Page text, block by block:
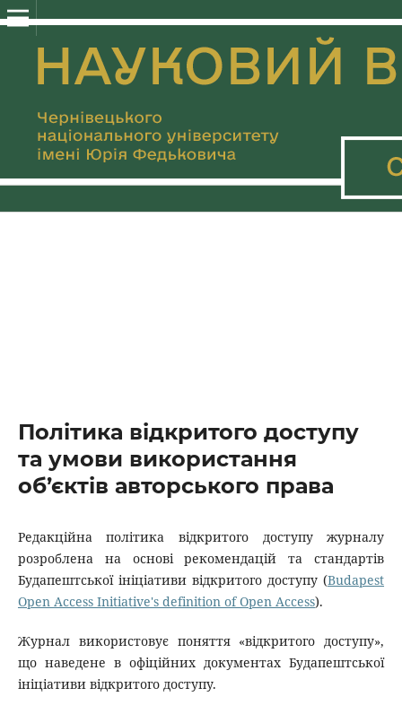
Політика відкритого доступу
та умови використання
об’єктів авторського права
Редакційна політика відкритого доступу журналу
розроблена на основі рекомендацій та стандартів
Будапештської ініціативи відкритого доступу (Budapest
Open Access Initiative's definition of Open Access).
Журнал використовує поняття «відкритого доступу»,
що наведене в офіційних документах Будапештської
ініціативи відкритого доступу.